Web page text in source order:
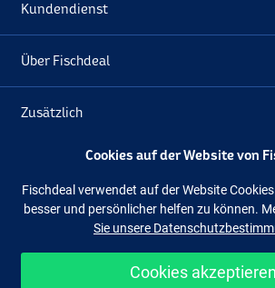
Kundendienst
Über Fischdeal
Zusätzlich
Lagerräumung
Facebook
Cookies auf der Website von
Fischdeal verwendet auf der Website
besser und persönlicher helfen zu können.
Sie unsere
Cookies akzeptieren